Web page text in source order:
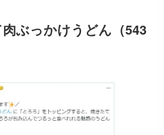
ぶっかけうどん（543